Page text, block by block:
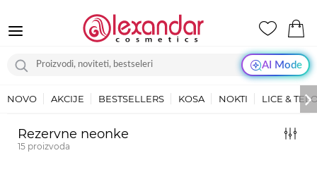
AI Mode
NOVO AKCIJE BESTSELLERS KOSA NOKTI LICE &
Rezervne neonke
15 proizvoda